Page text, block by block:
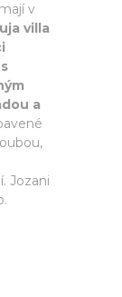
v
villa
a
Jozani